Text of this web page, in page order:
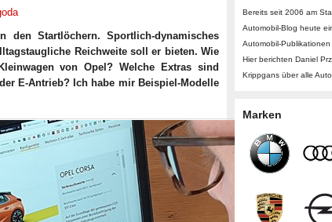
den Startlöchern. Sportlich-dynamisches
Reichweite soll er bieten. Wie
von Opel? Welche Extras sind
E-Antrieb? Ich habe mir Beispiel-Modelle
Bereits seit 2006 am
Automobil-Blog heute
Automobil-Publikationen
Hier berichten Daniel
Krippgans über alle
Marken